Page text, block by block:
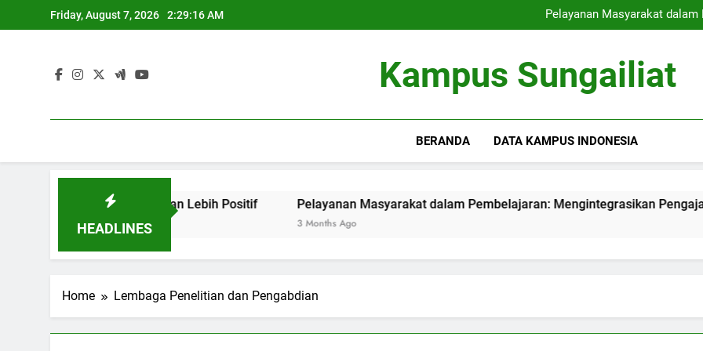
to
Friday, August 7, 2026 2:29:16 AM
Pelayanan Masyarakat dalam
Meningkatkan Pusat
Pelayanan Masyarakat
Meningkatkan Pusat
Kampus Sungailiat
BERANDA DATA KAMPUS INDONESIA
HEADLINES
untuk menciptakan Lebih Positif Pelayanan Masyarakat dalam Pembelajaran: Mengintegrasikan Pengajaran
3 Months Ago
Home Lembaga Penelitian dan Pengabdian